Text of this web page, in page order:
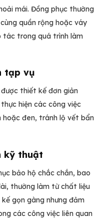
mái. Đồng phục thường
quần rộng hoặc váy
tác trong quá trình làm
tạp vụ
thiết kế đơn giản
hiện các công việc
hoặc đen, tránh lộ vết bẩn
kỹ thuật
bảo hộ chắc chắn, bao
thường làm từ chất liệu
gọn gàng nhưng đảm
các công việc liên quan